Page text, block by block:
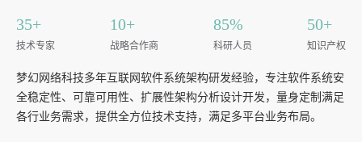
35+
技术专家
10+
战略合作商
85%
科研人员
50+
知识产权
梦幻网络科技多年互联网软件系统架构研发经验，专注软件系统安
全稳定性、可靠可用性、扩展性架构分析设计开发，量身定制满足
各行业务需求，提供全方位技术支持，满足多平台业务布局。